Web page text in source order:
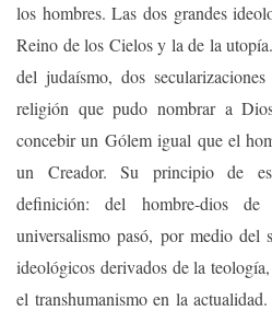
los hombres. Las dos grandes
Reino de los Cielos y la de la
del judaísmo, dos
religión que pudo nombrar a
concebir un Gólem igual que el
un Creador. Su principio de
definición: del hombre-dios
universalismo pasó, por medio del
ideológicos derivados de la
el transhumanismo en la